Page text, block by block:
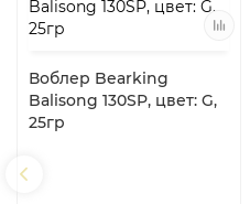
Воблер Bearking
Balisong 130SP, цвет: G,
25гр